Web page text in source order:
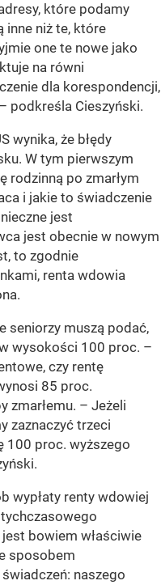
które podamy
inne niż te, które
one te nowe jako
na równi
dla korespondencji,
– podkreśla Cieszyński.
wynika, że błędy
W tym pierwszym
rodzinną po zmarłym
i jakie to świadczenie
jest
jest obecnie w nowym
to zgodnie
renta wdowia
seniorzy muszą podać,
wysokości 100 proc. –
czy rentę
85 proc.
zmarłemu. – Jeżeli
zaznaczyć trzeci
100 proc. wyższego
wypłaty renty wdowiej
bowiem właściwie
sposobem
naszego